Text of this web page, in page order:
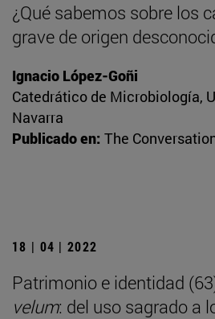
¿Qué sabemos sobre los
grave de origen
Ignacio López-Goñi
Catedrático de Microbiología,
Navarra
Publicado en: The
18 | 04 | 2022
Patrimonio e identidad
velum: del uso sagrado a